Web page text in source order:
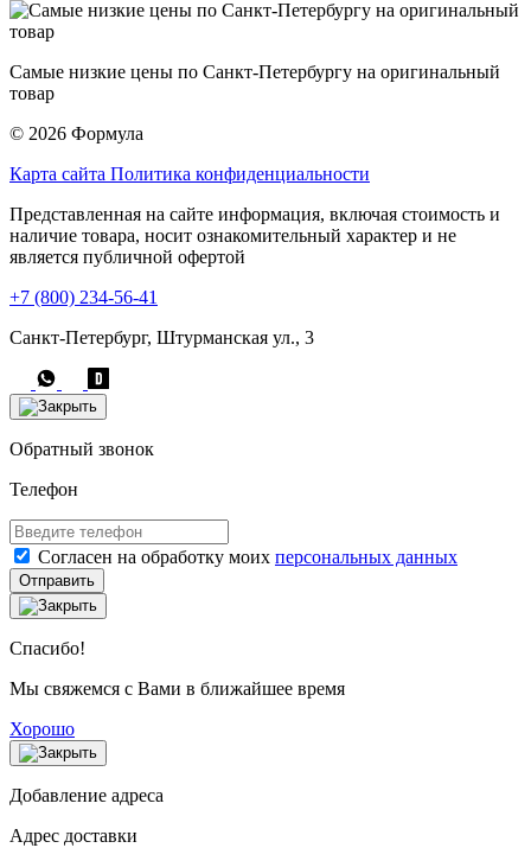
Самые низкие цены по Санкт-Петербургу на оригинальный
товар
© 2026 Формула
Карта сайта Политика конфиденциальности
Представленная на сайте информация, включая стоимость и
наличие товара, носит ознакомительный характер и не
является публичной офертой
+7 (800) 234-56-41
Санкт-Петербург, Штурманская ул., 3
Обратный звонок
Телефон
Согласен на обработку моих персональных данных
Отправить
Спасибо!
Мы свяжемся с Вами в ближайшее время
Хорошо
Добавление адреса
Адрес доставки